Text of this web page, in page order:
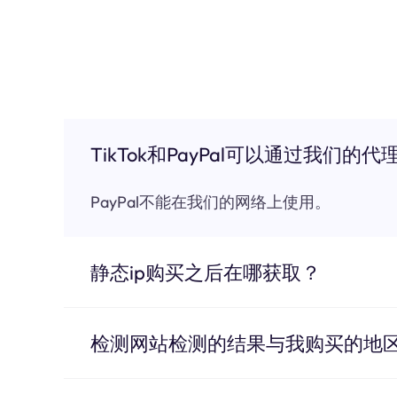
TikTok和PayPal可以通过我们的代
PayPal不能在我们的网络上使用。
静态ip购买之后在哪获取？
检测网站检测的结果与我购买的地